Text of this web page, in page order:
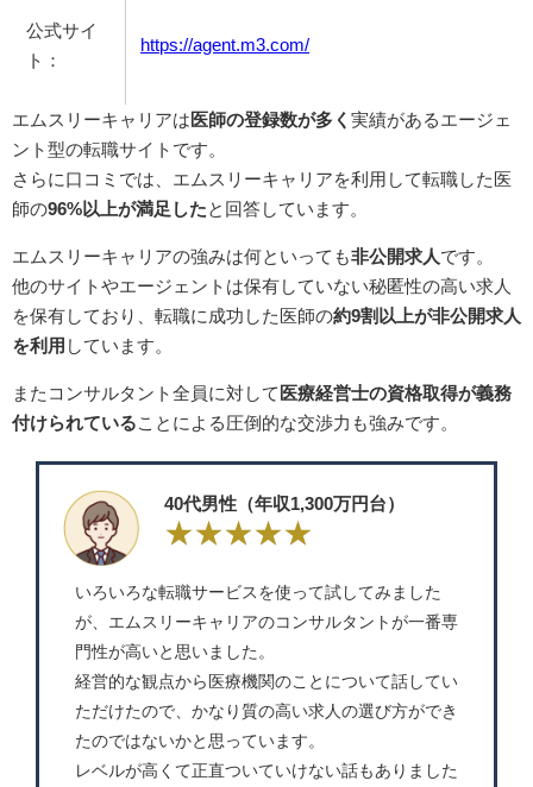
公式サイ
ト：
https://agent.m3.com/
エムスリーキャリアは 医師の登録数が多く 実績があるエージェ
ント型の転職サイトです。
さらに口コミでは、エムスリーキャリアを利用して転職した医
師の96%以上が満足した と回答しています。
エムスリーキャリアの強みは何といっても非公開求人 です。
他のサイトやエージェントは保有していない秘匿性の高い求人
を保有しており、転職に成功した医師の約9割以上が非公開求人
を利用 しています。
またコンサルタント全員に対して 医療経営士の資格取得が義務
付けられている ことによる圧倒的な交渉力も強みです。
40代男性（年収1,300万円台）
いろいろな転職サービスを使って試してみました
が、エムスリーキャリアのコンサルタントが一番専
門性が高いと思いました。
経営的な観点から医療機関のことについて話してい
ただけたので、かなり質の高い求人の選び方ができ
たのではないかと思っています。
レベルが高くて正直ついていけない話もありました